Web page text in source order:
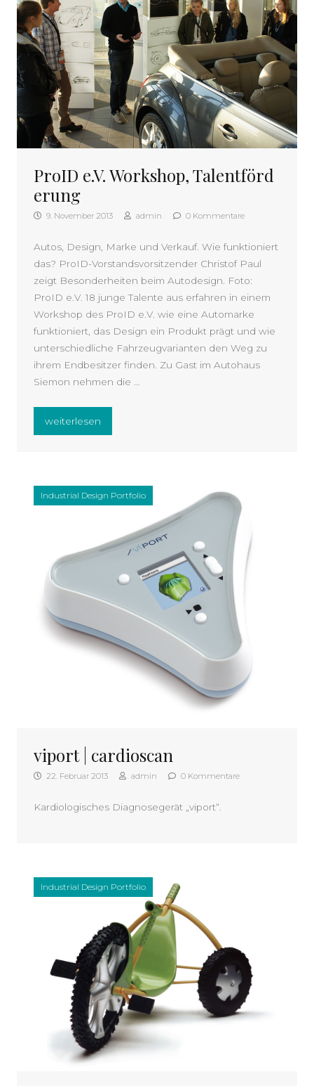
ProID e.V. Workshop, Talentförd
erung
9. November 2013 admin 0 Kommentare
Autos, Design, Marke und Verkauf. Wie funktioniert
das? ProID-Vorstandsvorsitzender Christof Paul
zeigt Besonderheiten beim Autodesign. Foto:
ProID e.V. 18 junge Talente aus erfahren in einem
Workshop des ProID e.V. wie eine Automarke
funktioniert, das Design ein Produkt prägt und wie
unterschiedliche Fahrzeugvarianten den Weg zu
ihrem Endbesitzer finden. Zu Gast im Autohaus
Siemon nehmen die …
„ProID e.V. Workshop, Talentförderung“
weiterlesen
Industrial Design Portfolio
viport | cardioscan
22. Februar 2013 admin 0 Kommentare
Kardiologisches Diagnosegerät „viport“.
Industrial Design Portfolio